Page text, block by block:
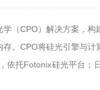
CPO）解决方案，构
。CPO将硅光引擎与
托Fotonix硅光平台